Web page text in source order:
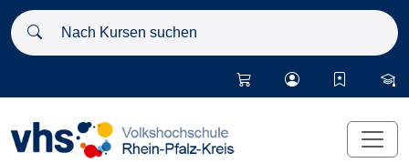
Nach Kursen suchen